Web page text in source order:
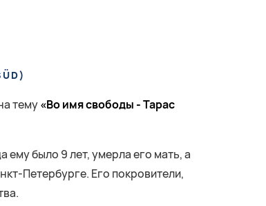
)
тему«Во имя свободы - Тарас
было 9 лет, умерла его мать, а
Петербурге. Его покровители,